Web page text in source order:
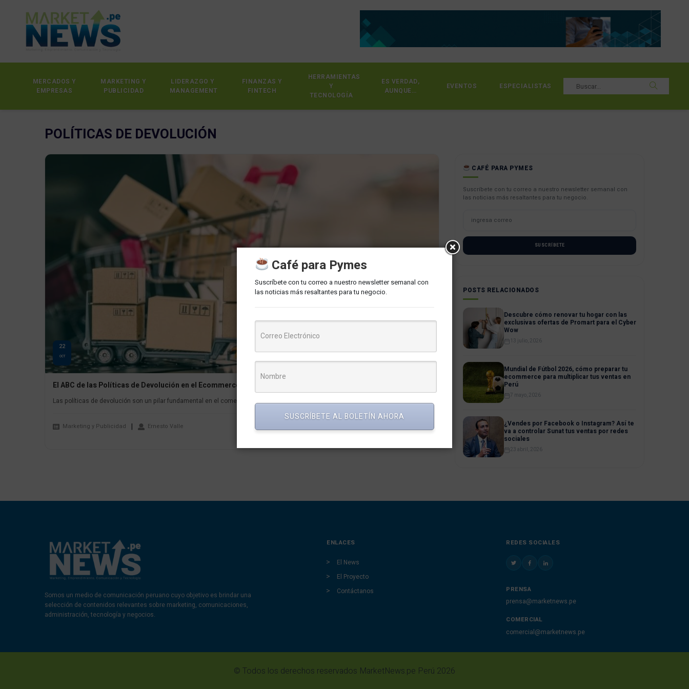
MERCADOS Y
EMPRESAS
MARKETING Y
PUBLICIDAD
LIDERAZGO Y
MANAGEMENT
FINANZAS Y
FINTECH
HERRAMIENTAS
Y
TECNOLOGÍA
ES VERDAD,
AUNQUE…
EVENTOS ESPECIALISTAS
POLÍTICAS DE DEVOLUCIÓN
22
OCT
El ABC de las Políticas de Devolución en el Ecommerce
Las políticas de devolución son un pilar fundamental en el comercio electrónico. A medida que las ventas en línea crecen...
Marketing y Publicidad Ernesto Valle
CAFÉ PARA PYMES
Suscríbete con tu correo a nuestro newsletter semanal con
las noticias más resaltantes para tu negocio.
SUSCRÍBETE
POSTS RELACIONADOS
Descubre cómo renovar tu hogar con las
exclusivas ofertas de Promart para el Cyber
Wow
13 julio, 2026
Mundial de Fútbol 2026, cómo preparar tu
ecommerce para multiplicar tus ventas en
Perú
7 mayo, 2026
¿Vendes por Facebook o Instagram? Así te
va a controlar Sunat tus ventas por redes
sociales
23 abril, 2026
Somos un medio de comunicación peruano cuyo objetivo es brindar una
selección de contenidos relevantes sobre marketing, comunicaciones,
administración, tecnología y negocios.
ENLACES
El News
El Proyecto
Contáctanos
REDES SOCIALES
PRENSA
prensa@marketnews.pe
COMERCIAL
comercial@marketnews.pe
© Todos los derechos reservados MarketNews.pe Perú 2026
Café para Pymes
Suscríbete con tu correo a nuestro newsletter semanal con
las noticias más resaltantes para tu negocio.
SUSCRÍBETE AL BOLETÍN AHORA